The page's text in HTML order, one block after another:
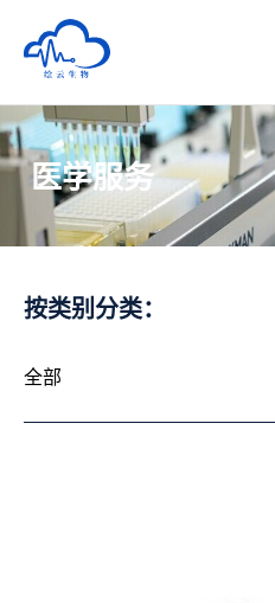
深圳市绘云生物科技有限公司
医学服务
按类别分类：
全部